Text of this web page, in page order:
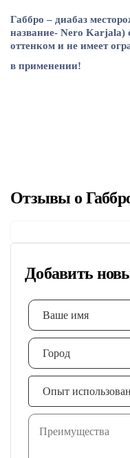
Габбро – диабаз
название- Nero Karjala)
оттенком и не имеет
в применении!
Отзывы о
Добавить